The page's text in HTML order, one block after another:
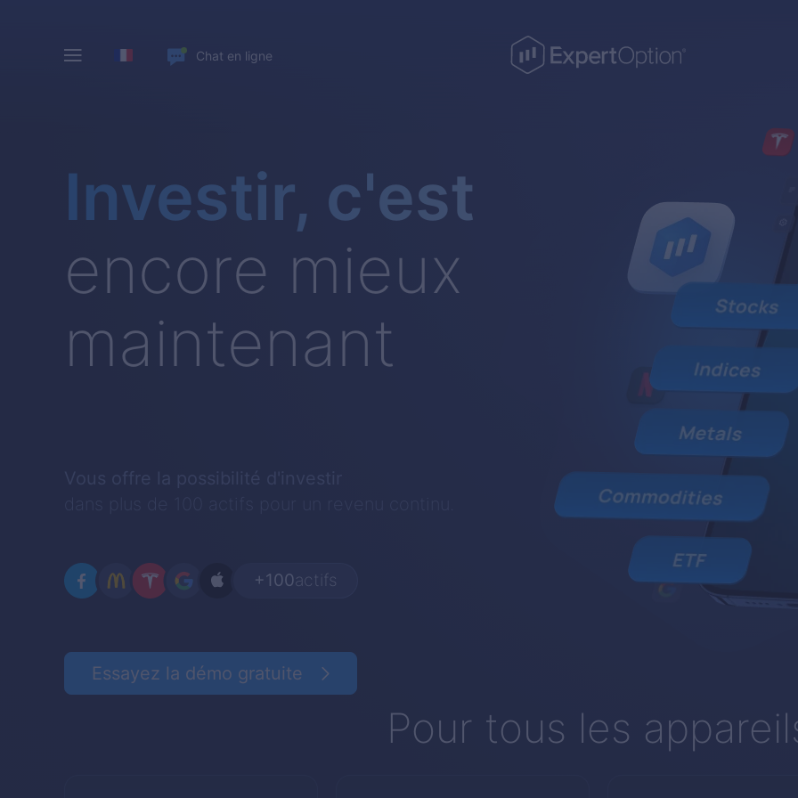
Chat en ligne
Investir, c'est
encore mieux
maintenant
Vous offre la possibilité d'investir
dans plus de 100 actifs pour un revenu continu.
+100actifs
Essayez la démo gratuite
Pour tous les